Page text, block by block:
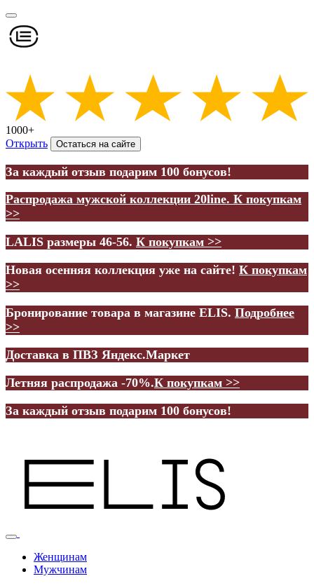
1000+
Открыть
Остаться на сайте
За каждый отзыв подарим 100 бонусов!
Распродажа мужской коллекции 20line. К покупкам
>>
LALIS размеры 46-56. К покупкам >>
Новая осенняя коллекция уже на сайте! К покупкам
>>
Бронирование товара в магазине ELIS. Подробнее
>>
Доставка в ПВЗ Яндекс.Маркет
Летняя распродажа -70%.К покупкам >>
За каждый отзыв подарим 100 бонусов!
Женщинам
Мужчинам